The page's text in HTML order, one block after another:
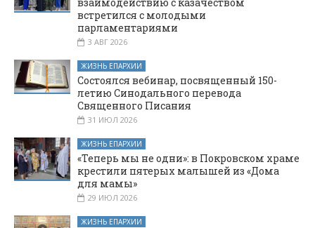
встретился с молодыми
парламентариями
3 АВГ 2026
ЖИЗНЬ ЕПАРХИИ
Состоялся вебинар, посвященный 150-
летию Синодального перевода
Священного Писания
31 ИЮЛ 2026
ЖИЗНЬ ЕПАРХИИ
«Теперь мы не одни»: в Покровском храме
крестили пятерых малышей из «Дома
для мамы»
29 ИЮЛ 2026
ЖИЗНЬ ЕПАРХИИ